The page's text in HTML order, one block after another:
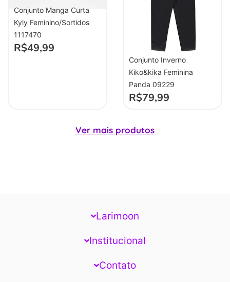
Conjunto Manga Curta
Kyly Feminino/Sortidos
1117470
R$49,99
Conjunto Inverno
Kiko&kika Feminina
Panda 09229
R$79,99
Ver mais produtos
Larimoon
Institucional
Contato